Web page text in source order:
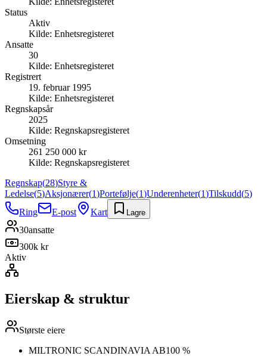
Status
Aktiv
Kilde: Enhetsregisteret
Ansatte
30
Kilde: Enhetsregisteret
Registrert
19. februar 1995
Kilde: Enhetsregisteret
Regnskapsår
2025
Kilde: Regnskapsregisteret
Omsetning
261 250 000 kr
Kilde: Regnskapsregisteret
Regnskap(28)Styre &
Ledelse(5)Aksjonærer(1)Portefølje(1)Underenheter(1)Tilskudd(5)
Ring
E-post Kart Lagre
30ansatte
300k kr
Aktiv
Eierskap & struktur
Største eiere
MILTRONIC SCANDINAVIA AB100 %